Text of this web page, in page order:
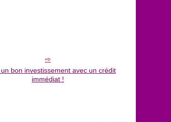
bon investissement avec un crédit
immédiat !